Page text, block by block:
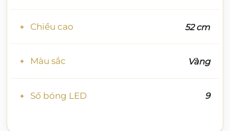
Chiều cao 52 cm
Màu sắc Vàng
Số bóng LED 9